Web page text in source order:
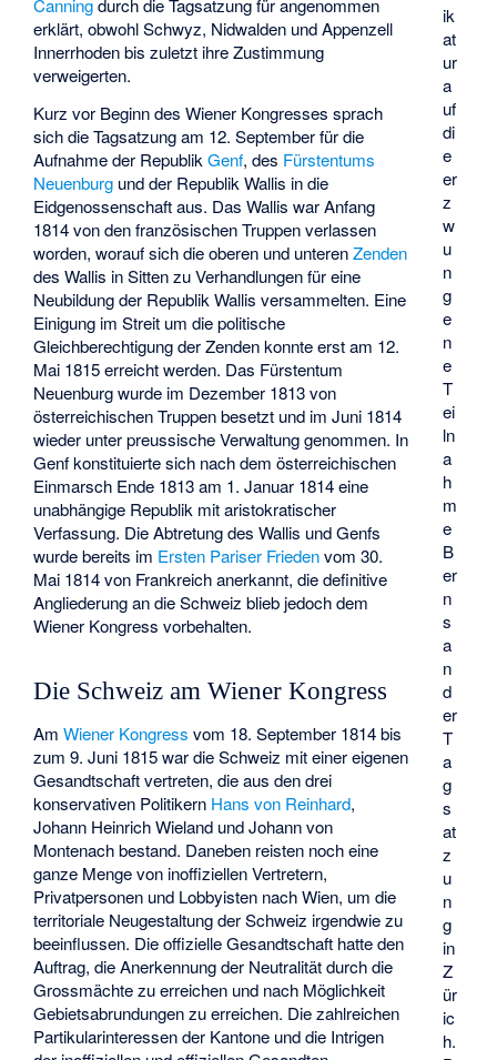
ik
at
ur
a
uf
di
e
er
z
w
u
n
g
e
n
e
T
ei
ln
a
h
m
e
B
er
n
s
a
n
d
er
T
a
g
s
at
z
u
n
g
in
Z
ür
ic
h.
erklärt, obwohl Schwyz, Nidwalden und Appenzell
Innerrhoden bis zuletzt ihre Zustimmung
verweigerten.
Kurz vor Beginn des Wiener Kongresses sprach
sich die Tagsatzung am 12. September für die
Aufnahme der RepublikGenf, des Fürstentums
Neuenburg und der Republik Wallis in die
Eidgenossenschaft aus. Das Wallis war Anfang
1814 von den französischen Truppen verlassen
worden, worauf sich die oberen und unterenZenden
des Wallis in Sitten zu Verhandlungen für eine
Neubildung der Republik Wallis versammelten. Eine
Einigung im Streit um die politische
Gleichberechtigung der Zenden konnte erst am 12.
Mai 1815 erreicht werden. Das Fürstentum
Neuenburg wurde im Dezember 1813 von
österreichischen Truppen besetzt und im Juni 1814
wieder unter preussische Verwaltung genommen. In
Genf konstituierte sich nach dem österreichischen
Einmarsch Ende 1813 am 1. Januar 1814 eine
unabhängige Republik mit aristokratischer
Verfassung. Die Abtretung des Wallis und Genfs
wurde bereits im Ersten Pariser Friedenvom 30.
Mai 1814 von Frankreich anerkannt, die definitive
Angliederung an die Schweiz blieb jedoch dem
Wiener Kongress vorbehalten.
Die Schweiz am Wiener Kongress
AmWiener Kongress vom 18. September 1814 bis
zum 9. Juni 1815 war die Schweiz mit einer eigenen
Gesandtschaft vertreten, die aus den drei
konservativen Politikern Hans von Reinhard,
Johann Heinrich Wieland undJohann von
Montenachbestand. Daneben reisten noch eine
ganze Menge von inoffiziellen Vertretern,
Privatpersonen und Lobbyisten nach Wien, um die
territoriale Neugestaltung der Schweiz irgendwie zu
beeinflussen. Die offizielle Gesandtschaft hatte den
Auftrag, die Anerkennung der Neutralität durch die
Grossmächte zu erreichen und nach Möglichkeit
Gebietsabrundungen zu erreichen. Die zahlreichen
Partikularinteressen der Kantone und die Intrigen